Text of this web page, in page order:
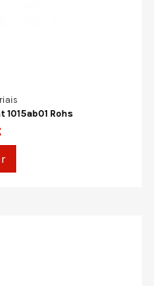
1015ab01 Rohs